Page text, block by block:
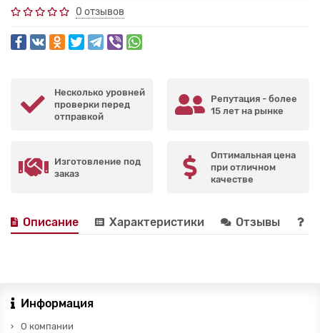
0 отзывов
Несколько уровней
проверки перед
отправкой
Репутация - более
15 лет на рынке
Изготовление под
заказ
Оптимальная цена
при отличном
качестве
Описание Характеристики Отзывы
Информация
О компании